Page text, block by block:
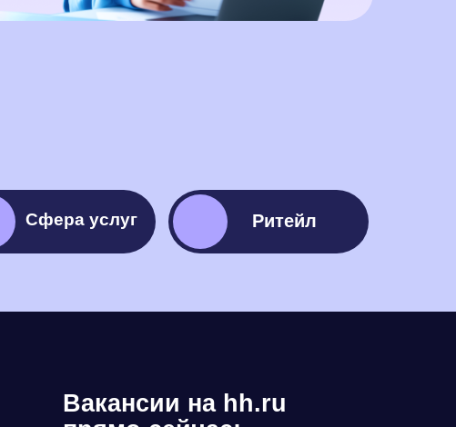
Сфера услуг Ритейл
Сфера услуг Ритейл
Вакансии на hh.ru